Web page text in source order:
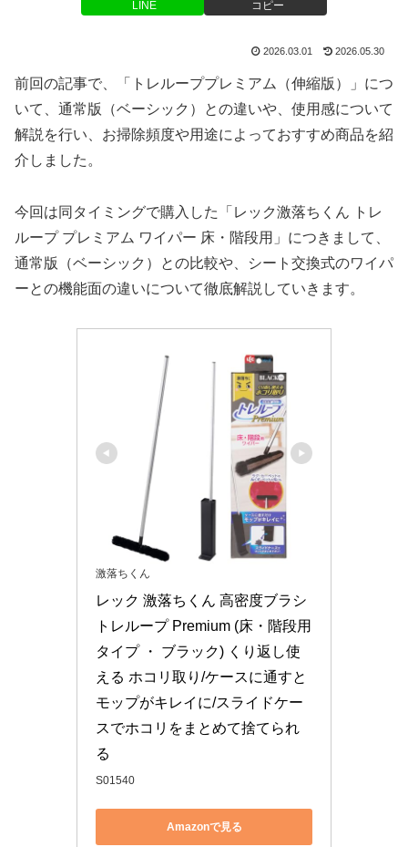
LINE コピー
2026.03.01 2026.05.30
前回の記事で、「トレループプレミアム（伸縮版）」につ
いて、通常版（ベーシック）との違いや、使用感について
解説を行い、お掃除頻度や用途によっておすすめ商品を紹
介しました。
今回は同タイミングで購入した「レック激落ちくん トレ
ループ プレミアム ワイパー 床・階段用」につきまして、
通常版（ベーシック）との比較や、シート交換式のワイパ
ーとの機能面の違いについて徹底解説していきます。
激落ちくん
レック 激落ちくん 高密度ブラシ
トレループ Premium (床・階段用
タイプ ・ ブラック) くり返し使
える ホコリ取り/ケースに通すと
モップがキレイに/スライドケー
スでホコリをまとめて捨てられ
る
S01540
Amazonで見る